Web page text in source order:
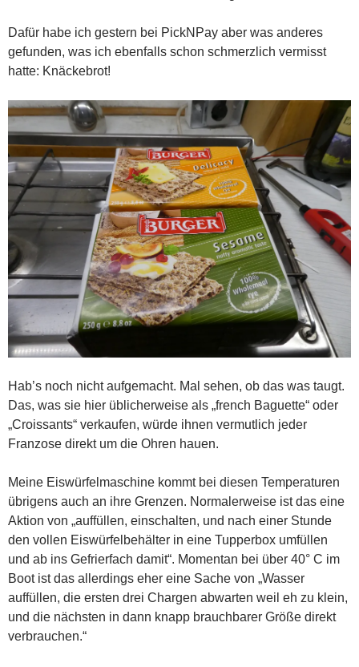
Dafür habe ich gestern bei PickNPay aber was anderes
gefunden, was ich ebenfalls schon schmerzlich vermisst
hatte: Knäckebrot!
Hab’s noch nicht aufgemacht. Mal sehen, ob das was taugt.
Das, was sie hier üblicherweise als „french Baguette“ oder
„Croissants“ verkaufen, würde ihnen vermutlich jeder
Franzose direkt um die Ohren hauen.
Meine Eiswürfelmaschine kommt bei diesen Temperaturen
übrigens auch an ihre Grenzen. Normalerweise ist das eine
Aktion von „auffüllen, einschalten, und nach einer Stunde
den vollen Eiswürfelbehälter in eine Tupperbox umfüllen
und ab ins Gefrierfach damit“. Momentan bei über 40° C im
Boot ist das allerdings eher eine Sache von „Wasser
auffüllen, die ersten drei Chargen abwarten weil eh zu klein,
und die nächsten in dann knapp brauchbarer Größe direkt
verbrauchen.“